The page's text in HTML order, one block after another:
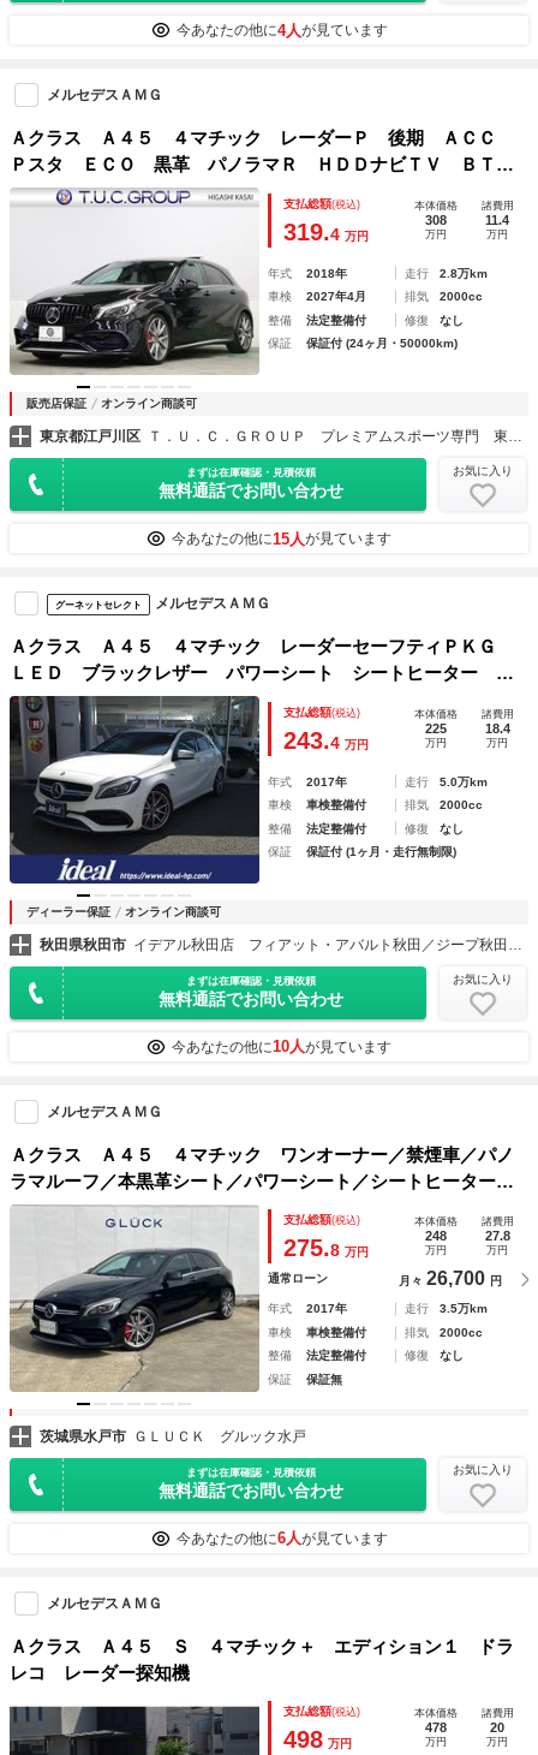
今あなたの他に4人が見ています
メルセデスＡＭＧ
Ａクラス Ａ４５ ４マチック レーダーＰ 後期 ＡＣＣ
Ｐスタ ＥＣＯ 黒革 パノラマＲ ＨＤＤナビＴＶ ＢＴオ
ーディオ＆ＴＥＬ Ｂカメラ Ｃａｒｐｌａｙ ＡＭＧエアロ
＆１８インチＡＷ ＬＥＤライト パナメリカーナ ２年保証
支払総額(税込)
319.4 万円
本体価格
308
万円
諸費用
11.4
万円
年式 2018年 走行
2.8万km
車検
2027年4月 排気
2000cc
整備
法定整備付 修復
なし
保証
保証付 (24ヶ月・50000km)
販売店保証 オンライン商談可
東京都江戸川区 Ｔ．Ｕ．Ｃ．ＧＲＯＵＰ プレミアムスポーツ専門 東葛西
まずは在庫確認・見積依頼
無料通話でお問い合わせ
お気に入り
今あなたの他に15人が見ています
グーネットセレクト メルセデスＡＭＧ
Ａクラス Ａ４５ ４マチック レーダーセーフティＰＫＧ
ＬＥＤ ブラックレザー パワーシート シートヒーター 純
正フルセグナビ Ｂカメラ クリアランスソナー オートライ
ト 純正１８インチＡＷ
支払総額(税込)
243.4 万円
本体価格
225
万円
諸費用
18.4
万円
年式 2017年 走行
5.0万km
車検
車検整備付 排気
2000cc
整備
法定整備付 修復
なし
保証
保証付 (1ヶ月・走行無制限)
ディーラー保証 オンライン商談可
秋田県秋田市 イデアル秋田店 フィアット・アバルト秋田／ジープ秋田／プジョーサービスポイント秋田 （株）イデアル
まずは在庫確認・見積依頼
無料通話でお問い合わせ
お気に入り
今あなたの他に10人が見ています
メルセデスＡＭＧ
Ａクラス Ａ４５ ４マチック ワンオーナー／禁煙車／パノ
ラマルーフ／本黒革シート／パワーシート／シートヒーター／
純正ナビ／バックカメラ／ＢＳＭ／アダプティブクルーズ／
支払総額(税込)
275.8 万円
本体価格
248
万円
諸費用
27.8
万円
通常ローン 月々 26,700 円
年式 2017年 走行
3.5万km
車検
車検整備付 排気
2000cc
整備
法定整備付 修復
なし
保証
保証無
茨城県水戸市 ＧＬＵＣＫ グルック水戸
まずは在庫確認・見積依頼
無料通話でお問い合わせ
お気に入り
今あなたの他に6人が見ています
メルセデスＡＭＧ
Ａクラス Ａ４５ Ｓ ４マチック＋ エディション１ ドラ
レコ レーダー探知機
支払総額(税込)
498 万円
本体価格
478
万円
諸費用
20
万円